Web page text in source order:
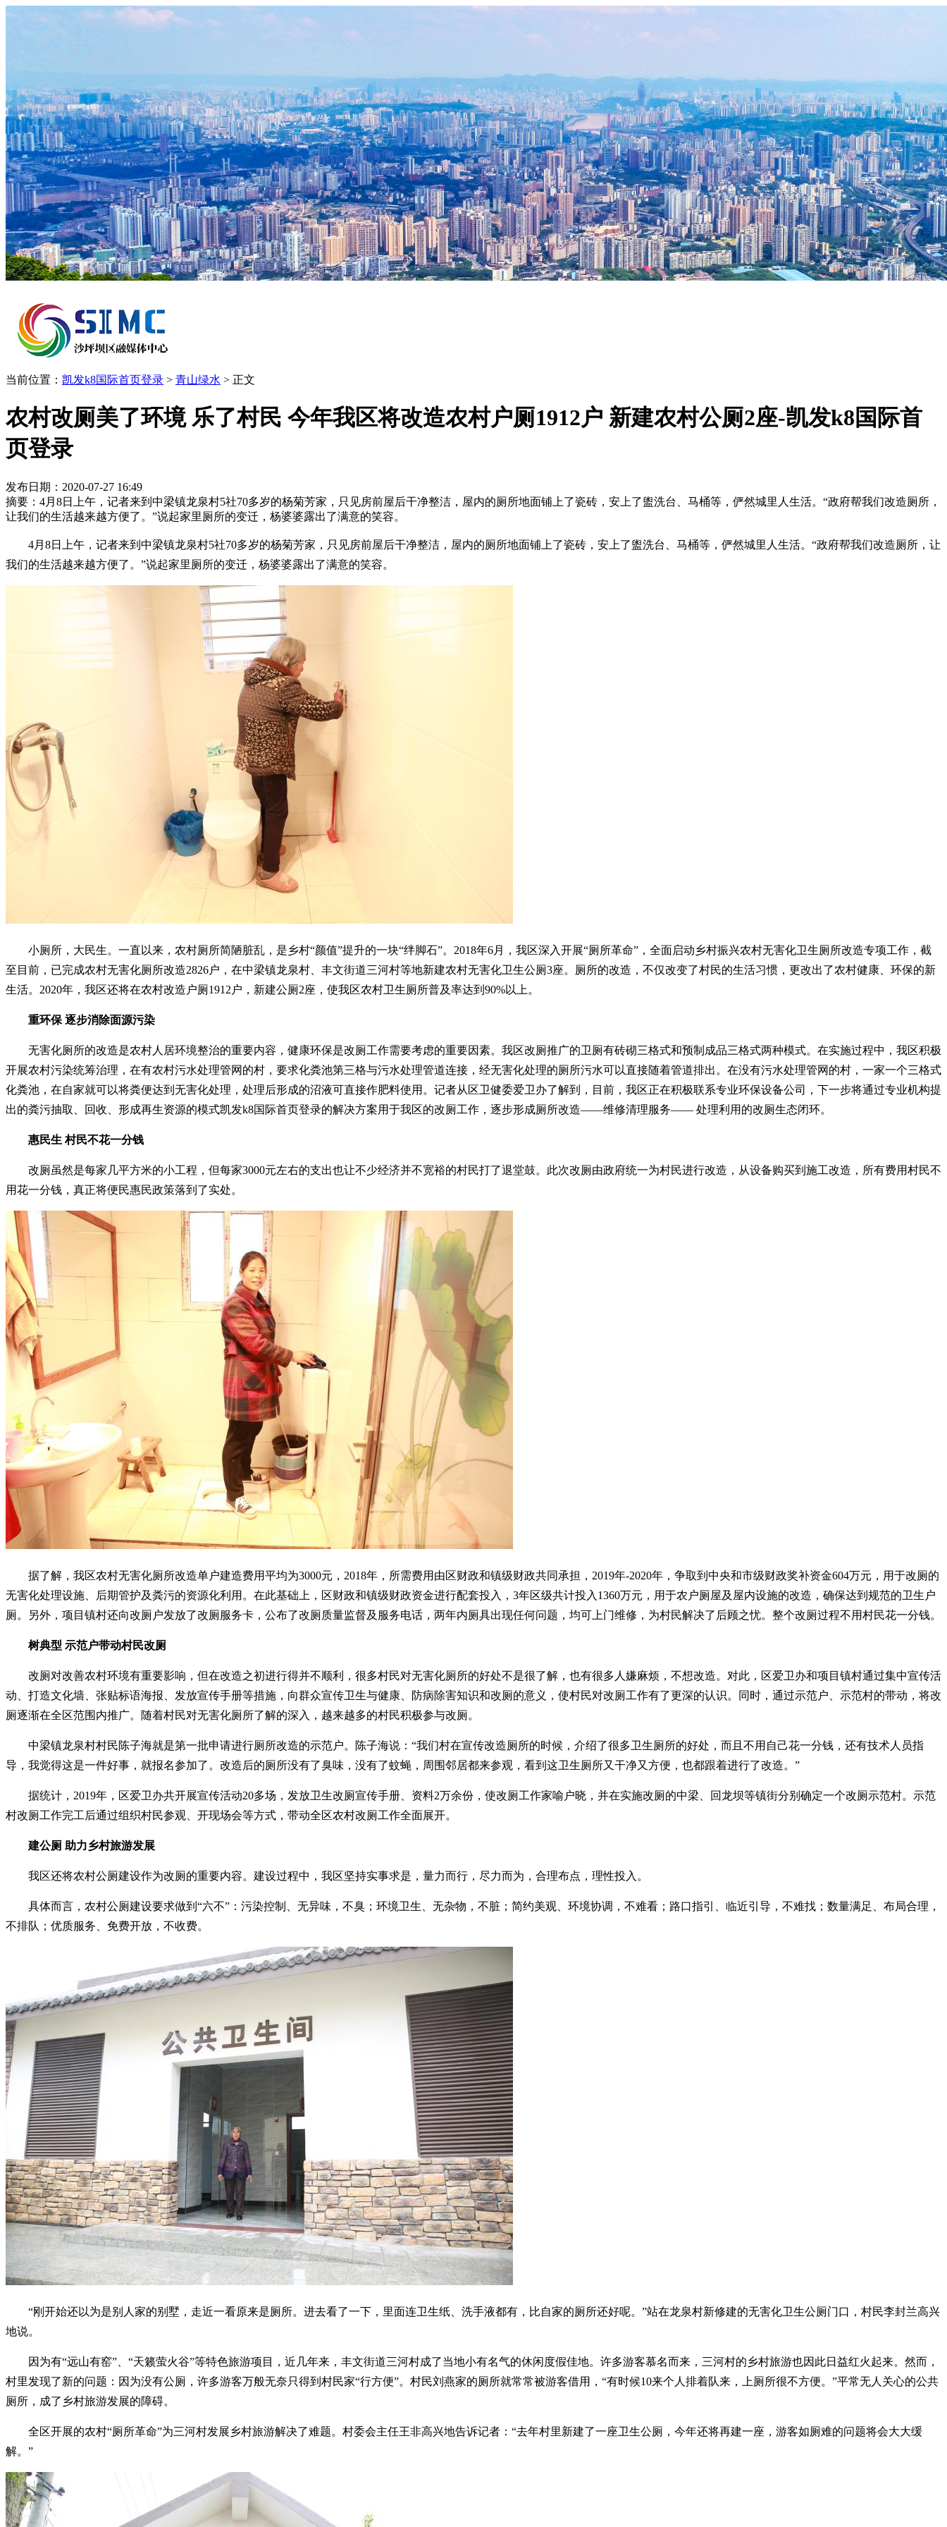
当前位置： 凯发k8国际首页登录 > 青山绿水 > 正文
农村改厕美了环境 乐了村民 今年我区将改造农村户厕1912户 新建农村公厕2座-凯发k8国际首
页登录
发布日期：2020-07-27 16:49
摘要：4月8日上午，记者来到中梁镇龙泉村5社70多岁的杨菊芳家，只见房前屋后干净整洁，屋内的厕所地面铺上了瓷砖，安上了盥洗台、马桶等，俨然城里人生活。“政府帮我们改造厕所，
让我们的生活越来越方便了。”说起家里厕所的变迁，杨婆婆露出了满意的笑容。
4月8日上午，记者来到中梁镇龙泉村5社70多岁的杨菊芳家，只见房前屋后干净整洁，屋内的厕所地面铺上了瓷砖，安上了盥洗台、马桶等，俨然城里人生活。“政府帮我们改造厕所，让
我们的生活越来越方便了。”说起家里厕所的变迁，杨婆婆露出了满意的笑容。
小厕所，大民生。一直以来，农村厕所简陋脏乱，是乡村“颜值”提升的一块“绊脚石”。2018年6月，我区深入开展“厕所革命”，全面启动乡村振兴农村无害化卫生厕所改造专项工作，截
至目前，已完成农村无害化厕所改造2826户，在中梁镇龙泉村、丰文街道三河村等地新建农村无害化卫生公厕3座。厕所的改造，不仅改变了村民的生活习惯，更改出了农村健康、环保的新
生活。2020年，我区还将在农村改造户厕1912户，新建公厕2座，使我区农村卫生厕所普及率达到90%以上。
重环保 逐步消除面源污染
无害化厕所的改造是农村人居环境整治的重要内容，健康环保是改厕工作需要考虑的重要因素。我区改厕推广的卫厕有砖砌三格式和预制成品三格式两种模式。在实施过程中，我区积极
开展农村污染统筹治理，在有农村污水处理管网的村，要求化粪池第三格与污水处理管道连接，经无害化处理的厕所污水可以直接随着管道排出。在没有污水处理管网的村，一家一个三格式
化粪池，在自家就可以将粪便达到无害化处理，处理后形成的沼液可直接作肥料使用。记者从区卫健委爱卫办了解到，目前，我区正在积极联系专业环保设备公司，下一步将通过专业机构提
出的粪污抽取、回收、形成再生资源的模式凯发k8国际首页登录的解决方案用于我区的改厕工作，逐步形成厕所改造——维修清理服务—— 处理利用的改厕生态闭环。
惠民生 村民不花一分钱
改厕虽然是每家几平方米的小工程，但每家3000元左右的支出也让不少经济并不宽裕的村民打了退堂鼓。此次改厕由政府统一为村民进行改造，从设备购买到施工改造，所有费用村民不
用花一分钱，真正将便民惠民政策落到了实处。
据了解，我区农村无害化厕所改造单户建造费用平均为3000元，2018年，所需费用由区财政和镇级财政共同承担，2019年-2020年，争取到中央和市级财政奖补资金604万元，用于改厕的
无害化处理设施、后期管护及粪污的资源化利用。在此基础上，区财政和镇级财政资金进行配套投入，3年区级共计投入1360万元，用于农户厕屋及屋内设施的改造，确保达到规范的卫生户
厕。另外，项目镇村还向改厕户发放了改厕服务卡，公布了改厕质量监督及服务电话，两年内厕具出现任何问题，均可上门维修，为村民解决了后顾之忧。整个改厕过程不用村民花一分钱。
树典型 示范户带动村民改厕
改厕对改善农村环境有重要影响，但在改造之初进行得并不顺利，很多村民对无害化厕所的好处不是很了解，也有很多人嫌麻烦，不想改造。对此，区爱卫办和项目镇村通过集中宣传活
动、打造文化墙、张贴标语海报、发放宣传手册等措施，向群众宣传卫生与健康、防病除害知识和改厕的意义，使村民对改厕工作有了更深的认识。同时，通过示范户、示范村的带动，将改
厕逐渐在全区范围内推广。随着村民对无害化厕所了解的深入，越来越多的村民积极参与改厕。
中梁镇龙泉村村民陈子海就是第一批申请进行厕所改造的示范户。陈子海说：“我们村在宣传改造厕所的时候，介绍了很多卫生厕所的好处，而且不用自己花一分钱，还有技术人员指
导，我觉得这是一件好事，就报名参加了。改造后的厕所没有了臭味，没有了蚊蝇，周围邻居都来参观，看到这卫生厕所又干净又方便，也都跟着进行了改造。”
据统计，2019年，区爱卫办共开展宣传活动20多场，发放卫生改厕宣传手册、资料2万余份，使改厕工作家喻户晓，并在实施改厕的中梁、回龙坝等镇街分别确定一个改厕示范村。示范
村改厕工作完工后通过组织村民参观、开现场会等方式，带动全区农村改厕工作全面展开。
建公厕 助力乡村旅游发展
我区还将农村公厕建设作为改厕的重要内容。建设过程中，我区坚持实事求是，量力而行，尽力而为，合理布点，理性投入。
具体而言，农村公厕建设要求做到“六不”：污染控制、无异味，不臭；环境卫生、无杂物，不脏；简约美观、环境协调，不难看；路口指引、临近引导，不难找；数量满足、布局合理，
不排队；优质服务、免费开放，不收费。
“刚开始还以为是别人家的别墅，走近一看原来是厕所。进去看了一下，里面连卫生纸、洗手液都有，比自家的厕所还好呢。”站在龙泉村新修建的无害化卫生公厕门口，村民李封兰高兴
地说。
因为有“远山有窑”、“天籁萤火谷”等特色旅游项目，近几年来，丰文街道三河村成了当地小有名气的休闲度假佳地。许多游客慕名而来，三河村的乡村旅游也因此日益红火起来。然而，
村里发现了新的问题：因为没有公厕，许多游客万般无奈只得到村民家“行方便”。村民刘燕家的厕所就常常被游客借用，“有时候10来个人排着队来，上厕所很不方便。”平常无人关心的公共
厕所，成了乡村旅游发展的障碍。
全区开展的农村“厕所革命”为三河村发展乡村旅游解决了难题。村委会主任王非高兴地告诉记者：“去年村里新建了一座卫生公厕，今年还将再建一座，游客如厕难的问题将会大大缓
解。”